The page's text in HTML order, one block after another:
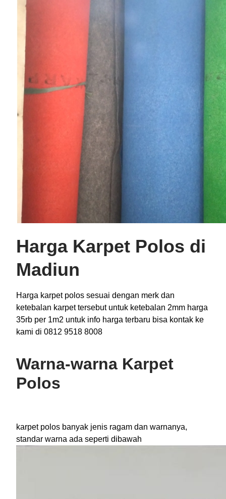
Harga Karpet Polos di
Madiun
Harga karpet polos sesuai dengan merk dan
ketebalan karpet tersebut untuk ketebalan 2mm harga
35rb per 1m2 untuk info harga terbaru bisa kontak ke
kami di 0812 9518 8008
Warna-warna Karpet
Polos
karpet polos banyak jenis ragam dan warnanya,
standar warna ada seperti dibawah